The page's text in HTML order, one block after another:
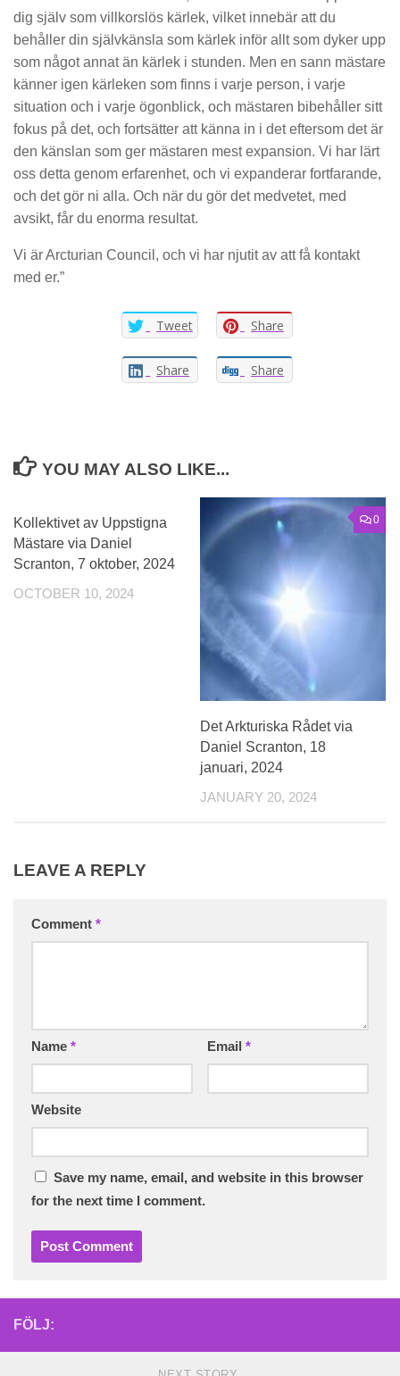
dig själv som villkorslös kärlek, vilket innebär att du
behåller din självkänsla som kärlek inför allt som dyker upp
som något annat än kärlek i stunden. Men en sann mästare
känner igen kärleken som finns i varje person, i varje
situation och i varje ögonblick, och mästaren bibehåller sitt
fokus på det, och fortsätter att känna in i det eftersom det är
den känslan som ger mästaren mest expansion. Vi har lärt
oss detta genom erfarenhet, och vi expanderar fortfarande,
och det gör ni alla. Och när du gör det medvetet, med
avsikt, får du enorma resultat.
Vi är Arcturian Council, och vi har njutit av att få kontakt
med er.”
Tweet Share
Share Share
YOU MAY ALSO LIKE...
Kollektivet av Uppstigna
Mästare via Daniel
Scranton, 7 oktober, 2024
OCTOBER 10, 2024
0
Det Arkturiska Rådet via
Daniel Scranton, 18
januari, 2024
JANUARY 20, 2024
LEAVE A REPLY
Comment *
Name * Email *
Website
Save my name, email, and website in this browser
for the next time I comment.
FÖLJ: